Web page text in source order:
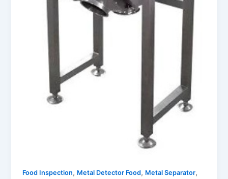
Food Inspection, Metal Detector Food, Metal Separator,